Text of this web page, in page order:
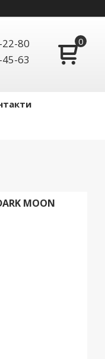
22-80
63
MOON